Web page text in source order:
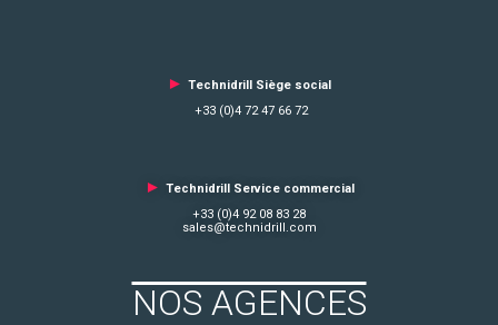
► Technidrill Siège social
+33 (0)4 72 47 66 72
► Technidrill Service commercial
+33 (0)4 92 08 83 28
sales@technidrill.com
NOS AGENCES